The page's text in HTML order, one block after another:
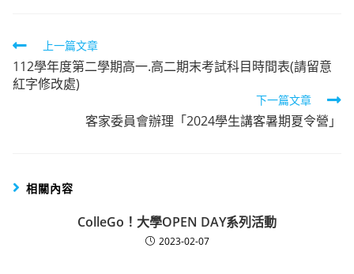
Read
more
articles
上一篇文章
112學年度第二學期高一.高二期末考試科目時間表(請留意
紅字修改處)
下一篇文章
客家委員會辦理「2024學生講客暑期夏令營」
相關內容
ColleGo！大學OPEN DAY系列活動
2023-02-07